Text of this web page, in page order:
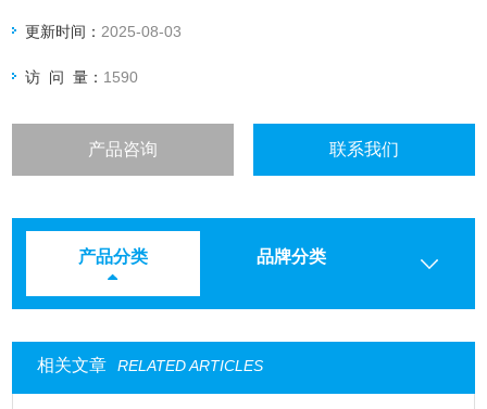
更新时间： 2025-08-03
访 问 量： 1590
产品咨询 联系我们
产品分类 品牌分类
相关文章 RELATED ARTICLES